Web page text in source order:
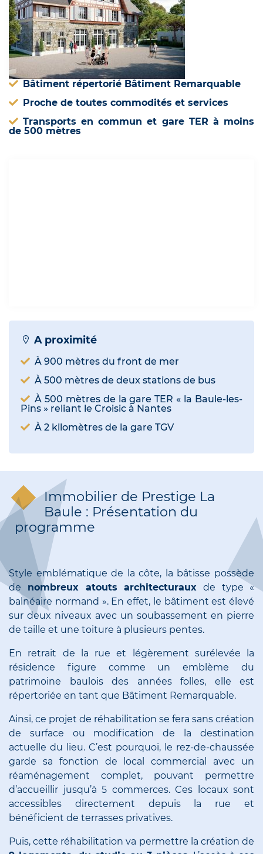
Bâtiment répertorié Bâtiment Remarquable
Proche de toutes commodités et services
Transports en commun et gare TER à moins
de 500 mètres
A proximité
À 900 mètres du front de mer
À 500 mètres de deux stations de bus
À 500 mètres de la gare TER « la Baule-les-
Pins » reliant le Croisic à Nantes
À 2 kilomètres de la gare TGV
Immobilier de Prestige La
Baule : Présentation du
programme
Style emblématique de la côte, la bâtisse possède
de nombreux atouts architecturauxde type «
balnéaire normand ». En effet, le bâtiment est élevé
sur deux niveaux avec un soubassement en pierre
de taille et une toiture à plusieurs pentes.
En retrait de la rue et légèrement surélevée la
résidence figure comme un emblème du
patrimoine baulois des années folles, elle est
répertoriée en tant que Bâtiment Remarquable.
Ainsi, ce projet de réhabilitation se fera sans création
de surface ou modification de la destination
actuelle du lieu. C’est pourquoi, le rez-de-chaussée
garde sa fonction de local commercial avec un
réaménagement complet, pouvant permettre
d’accueillir jusqu’à 5 commerces. Ces locaux sont
accessibles directement depuis la rue et
bénéficient de terrasses privatives.
Puis, cette réhabilitation va permettre la création de